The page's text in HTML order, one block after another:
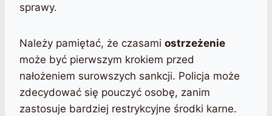
sprawy.
Należy pamiętać, że czasami ostrzeżenie
może być pierwszym krokiem przed
nałożeniem surowszych sankcji. Policja może
zdecydować się pouczyć osobę, zanim
zastosuje bardziej restrykcyjne środki karne.